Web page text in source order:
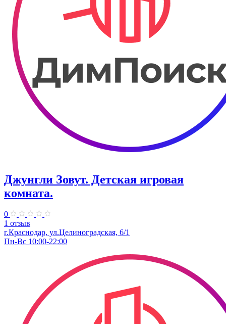
Джунгли Зовут. Детская игровая
комната.
0
1 отзыв
г.Краснодар, ул.​Целиноградская, 6/1
Пн-Вс 10:00-22:00